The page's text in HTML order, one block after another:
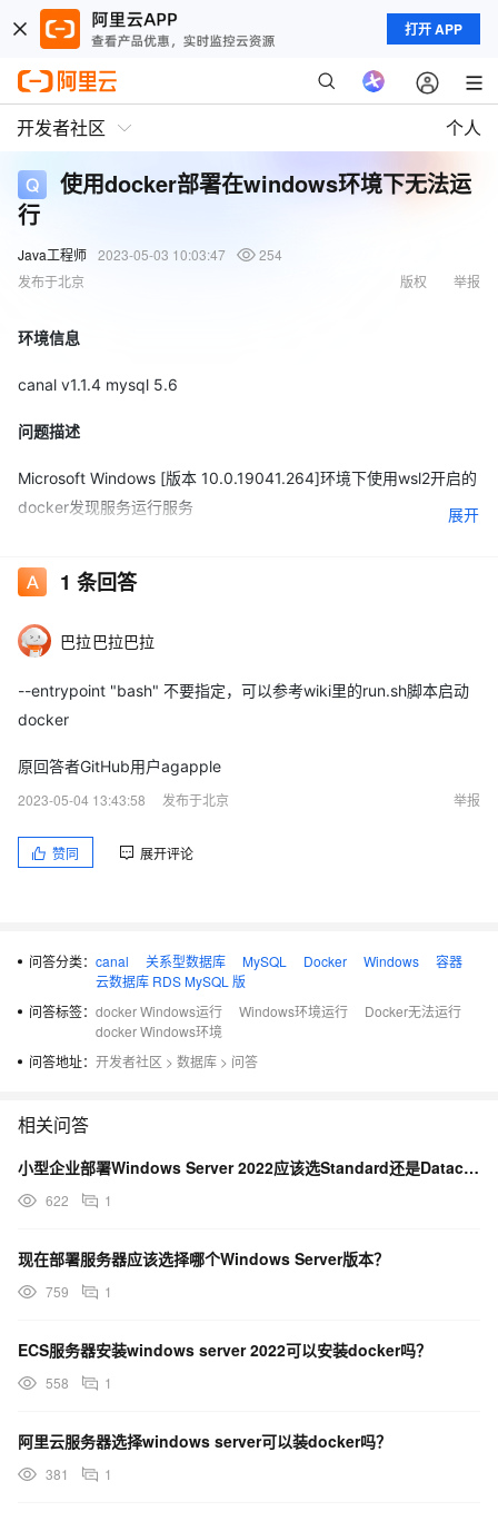
打开 APP
开发者社区 个人
使用docker部署在windows环境下无法运
行
Java工程师 2023-05-03 10:03:47
254
发布于北京
举报
版权
环境信息
canal v1.1.4 mysql 5.6
问题描述
Microsoft Windows [版本 10.0.19041.264]环境下使用wsl2开启的
docker发现服务运行服务
① 没有任何提示直接退出
docker run --rm -it canal/canal-server:latest
② 尝试运行到容器，也是直接退出，没有任何提示
server:latest
可以成功运行
现执行情况
无法运行
展开
1 条回答
巴拉巴拉巴拉
--entrypoint "bash" 不要指定，可以参考wiki里的run.sh脚本启动
docker
原回答者GitHub用户agapple
2023-05-04 13:43:58
发布于北京 举报
赞同 展开评论
问答分类： canal 关系型数据库 MySQL Docker Windows
容器
云数据库 RDS MySQL 版
问答标签： docker Windows运行 Windows环境运行
Docker无法运行
docker Windows环境
问答地址： 开发者社区 > 数据库 > 问答
相关问答
小型企业部署Windows Server 2022应该选Standard还是Datacenter？
622 1
现在部署服务器应该选择哪个Windows Server版本？
759 1
ECS服务器安装windows server 2022可以安装docker吗？
558 1
阿里云服务器选择windows server可以装docker吗？
381 1